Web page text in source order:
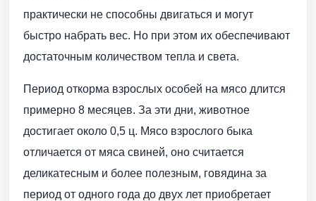
практически не способны двигаться и могут
быстро набрать вес. Но при этом их обеспечивают
достаточным количеством тепла и света.
Период откорма взрослых особей на мясо длится
примерно 8 месяцев. За эти дни, животное
достигает около 0,5 ц. Мясо взрослого быка
отличается от мяса свиней, оно считается
деликатесным и более полезным, говядина за
период от одного года до двух лет приобретает